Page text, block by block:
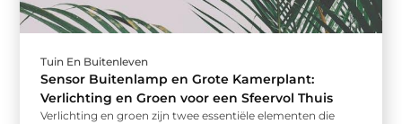
Tuin En Buitenleven
Sensor Buitenlamp en Grote Kamerplant:
Verlichting en Groen voor een Sfeervol Thuis
Verlichting en groen zijn twee essentiële elementen die